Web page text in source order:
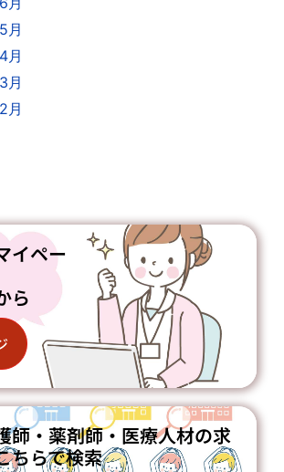
月
月
月
月
イペー
ら
師・薬剤師・医療人材の求
ちらで検索